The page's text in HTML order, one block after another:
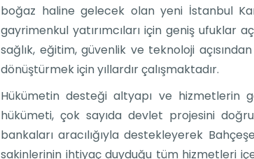
boğaz haline gelecek olan yeni İstanbul
gayrimenkul yatırımcıları için geniş
sağlık, eğitim, güvenlik ve teknoloji
dönüştürmek için yıllardır çalışmaktadır.
Hükümetin desteği altyapı ve hizmetlerin
hükümeti, çok sayıda devlet projesini
bankaları aracılığıyla destekleyerek
sakinlerinin ihtiyaç duyduğu tüm hizmetleri